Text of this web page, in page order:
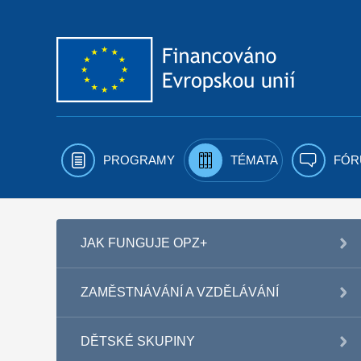
PROGRAMY TÉMATA
JAK FUNGUJE OPZ+
ZAMĚSTNÁVÁNÍ A VZDĚLÁVÁNÍ
DĚTSKÉ SKUPINY